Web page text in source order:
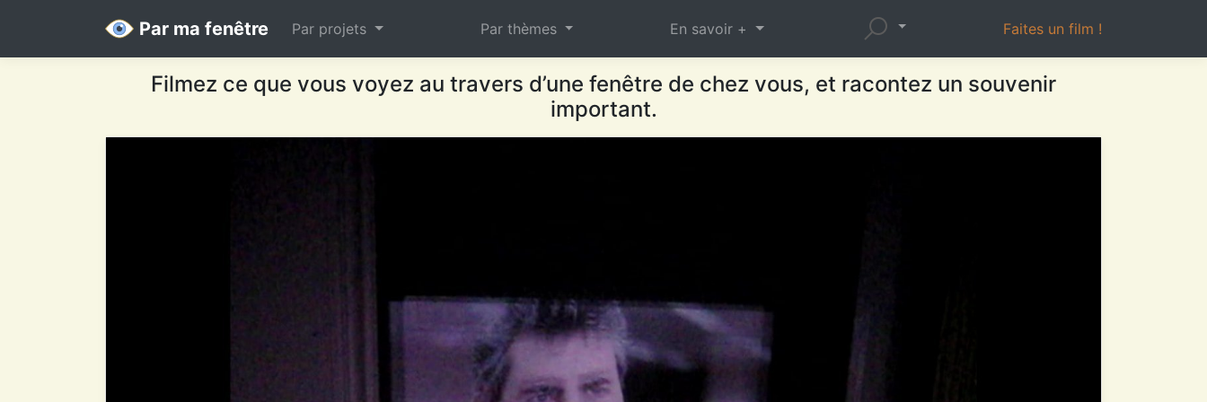
Par ma fenêtre Par projets Par thèmes En savoir + Faites un film !
Filmez ce que vous voyez au travers d’une fenêtre de chez vous, et racontez un souvenir
important.